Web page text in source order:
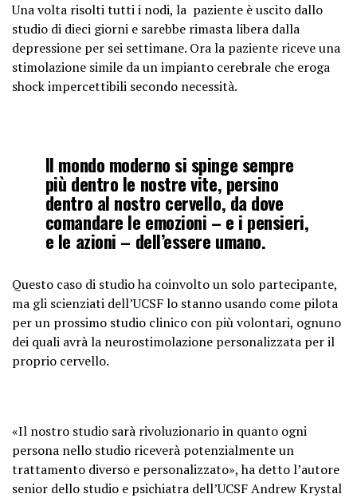
Una volta risolti tutti i nodi, la paziente è uscito dallo
studio di dieci giorni e sarebbe rimasta libera dalla
depressione per sei settimane. Ora la paziente riceve una
stimolazione simile da un impianto cerebrale che eroga
shock impercettibili secondo necessità.
Il mondo moderno si spinge sempre
più dentro le nostre vite, persino
dentro al nostro cervello, da dove
comandare le emozioni – e i pensieri,
e le azioni – dell’essere umano.
Questo caso di studio ha coinvolto un solo partecipante,
ma gli scienziati dell’UCSF lo stanno usando come pilota
per un prossimo studio clinico con più volontari, ognuno
dei quali avrà la neurostimolazione personalizzata per il
proprio cervello.
«Il nostro studio sarà rivoluzionario in quanto ogni
persona nello studio riceverà potenzialmente un
trattamento diverso e personalizzato», ha detto l’autore
senior dello studio e psichiatra dell’UCSF Andrew Krystal